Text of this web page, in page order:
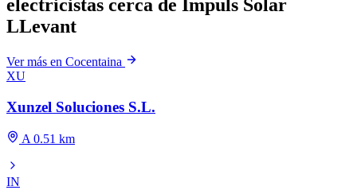
electricistas cerca de Impuls Solar
LLevant
Ver más en Cocentaina
XU
Xunzel Soluciones S.L.
A 0.51 km
IN